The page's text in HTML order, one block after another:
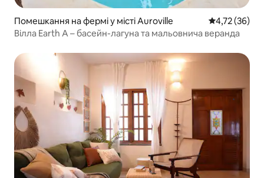
Помешкання на фермі у місті Auroville Середня
4,72 (36)
Вілла Earth A – басейн-лагуна та мальовнича веранда